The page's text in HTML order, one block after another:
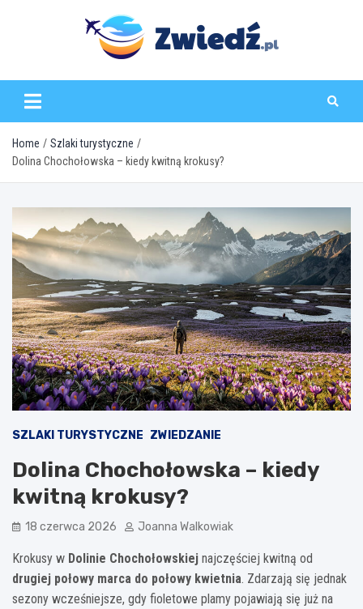
zwiedz.pl
Home
Szlaki turystyczne
Dolina Chochołowska – kiedy kwitną krokusy?
SZLAKI TURYSTYCZNE ZWIEDZANIE
Dolina Chochołowska – kiedy
kwitną krokusy?
18 czerwca 2026 Joanna Walkowiak
Krokusy w Dolinie Chochołowskiej najczęściej kwitną od
drugiej połowy marca do połowy kwietnia. Zdarzają się jednak
sezony wcześniejsze, gdy fioletowe plamy pojawiają się już na